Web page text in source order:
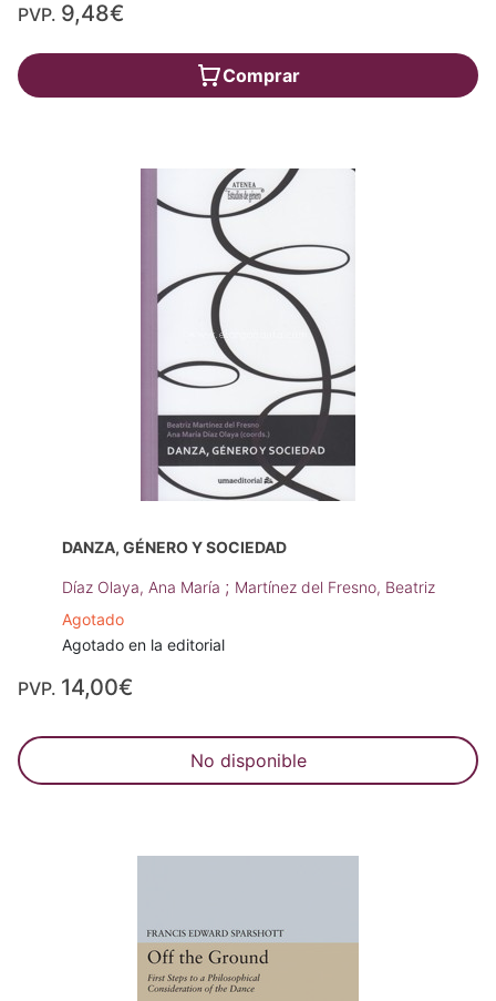
PVP. 9,48€
Comprar
DANZA, GÉNERO Y SOCIEDAD
Díaz Olaya, Ana María ; Martínez del Fresno, Beatriz
Agotado
Agotado en la editorial
PVP. 14,00€
No disponible